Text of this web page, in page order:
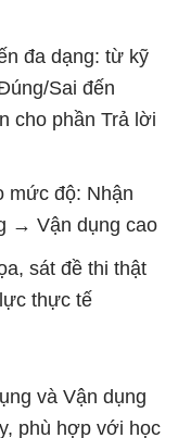
đa dạng: từ kỹ
Sai đến
cho phần Trả lời
mức độ: Nhận
→ Vận dụng cao
sát đề thi thật
thực tế
và Vận dụng
phù hợp với học